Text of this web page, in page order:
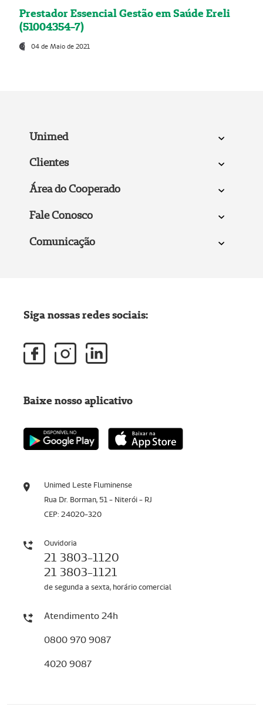
Prestador Essencial Gestão em Saúde Ereli
(51004354-7)
04 de Maio de 2021
Unimed
Clientes
Área do Cooperado
Fale Conosco
Comunicação
Unimed Leste Fluminense
Rua Dr. Borman, 51 - Niterói - RJ
CEP: 24020-320
Ouvidoria
21 3803-1120
21 3803-1121
de segunda a sexta, horário comercial
Atendimento 24h
0800 970 9087
4020 9087
Siga nossas redes sociais:
Baixe nosso aplicativo